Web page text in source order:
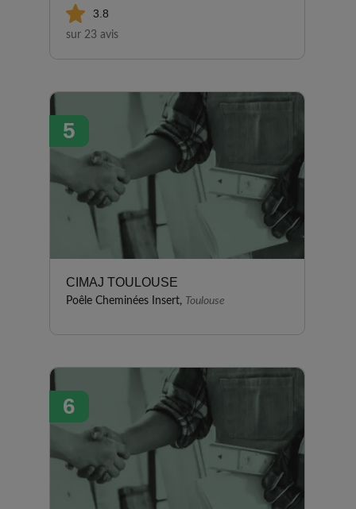
3.8
sur 23 avis
5
CIMAJ TOULOUSE
Poêle Cheminées Insert, Toulouse
6